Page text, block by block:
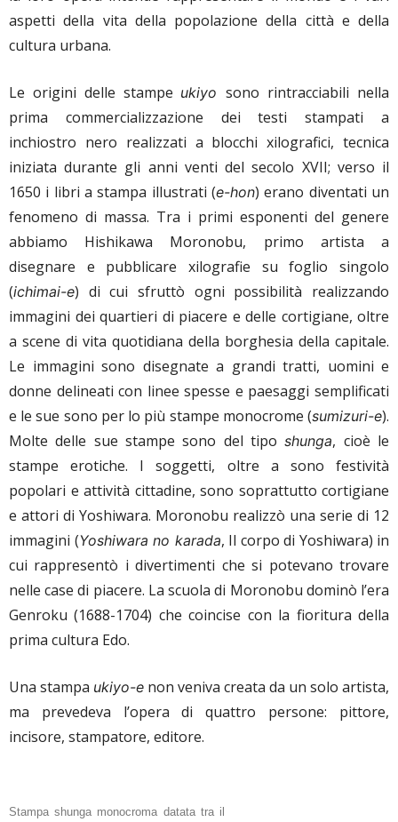
aspetti della vita della popolazione della città e della
cultura urbana.
Le origini delle stampe ukiyosono rintracciabili nella
prima commercializzazione dei testi stampati a
inchiostro nero realizzati a blocchi xilografici, tecnica
iniziata durante gli anni venti del secolo XVII; verso il
1650 i libri a stampa illustrati (e-hon) erano diventati un
fenomeno di massa. Tra i primi esponenti del genere
abbiamo Hishikawa Moronobu, primo artista a
disegnare e pubblicare xilografie su foglio singolo
(ichimai-e) di cui sfruttò ogni possibilità realizzando
immagini dei quartieri di piacere e delle cortigiane, oltre
a scene di vita quotidiana della borghesia della capitale.
Le immagini sono disegnate a grandi tratti, uomini e
donne delineati con linee spesse e paesaggi semplificati
e le sue sono per lo più stampe monocrome (sumizuri-e).
Molte delle sue stampe sono del tiposhunga, cioè le
stampe erotiche. I soggetti, oltre a sono festività
popolari e attività cittadine, sono soprattutto cortigiane
e attori di Yoshiwara. Moronobu realizzò una serie di 12
immagini (Yoshiwara no karada, Il corpo di Yoshiwara) in
cui rappresentò i divertimenti che si potevano trovare
nelle case di piacere. La scuola di Moronobu dominò l’era
Genroku (1688-1704) che coincise con la fioritura della
prima cultura Edo.
Una stampa ukiyo-e non veniva creata da un solo artista,
ma prevedeva l’opera di quattro persone: pittore,
incisore, stampatore, editore.
Stampa shunga monocroma datata tra il